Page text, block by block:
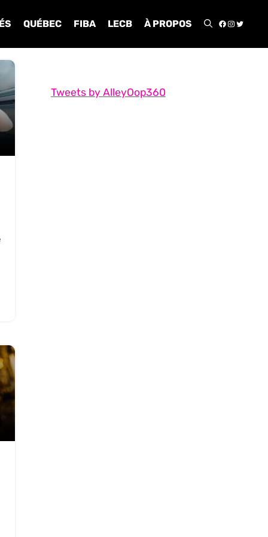
QUÉBEC FIBA LECB À PROPOS
Tweets by AlleyOop360